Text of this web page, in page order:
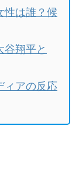
性は誰？候
谷翔平と
ィアの反応